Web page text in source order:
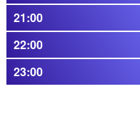
21:00
22:00
23:00